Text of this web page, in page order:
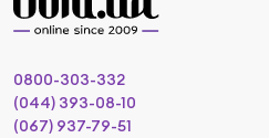
0800-303-332
(044) 393-08-10
(067) 937-79-51